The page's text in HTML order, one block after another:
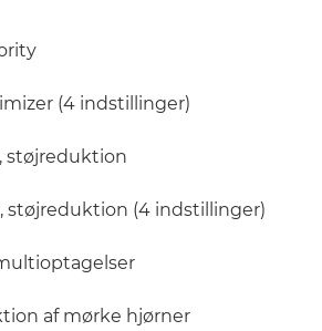
(4 indstillinger)
støjreduktion
støjreduktion (4 indstillinger)
af mørke hjørner